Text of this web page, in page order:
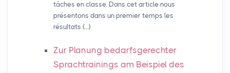
tâches en classe. Dans cet article nous
présentons dans un premier temps les
résultats (…)
Zur Planung bedarfsgerechter
Sprachtrainings am Beispiel des